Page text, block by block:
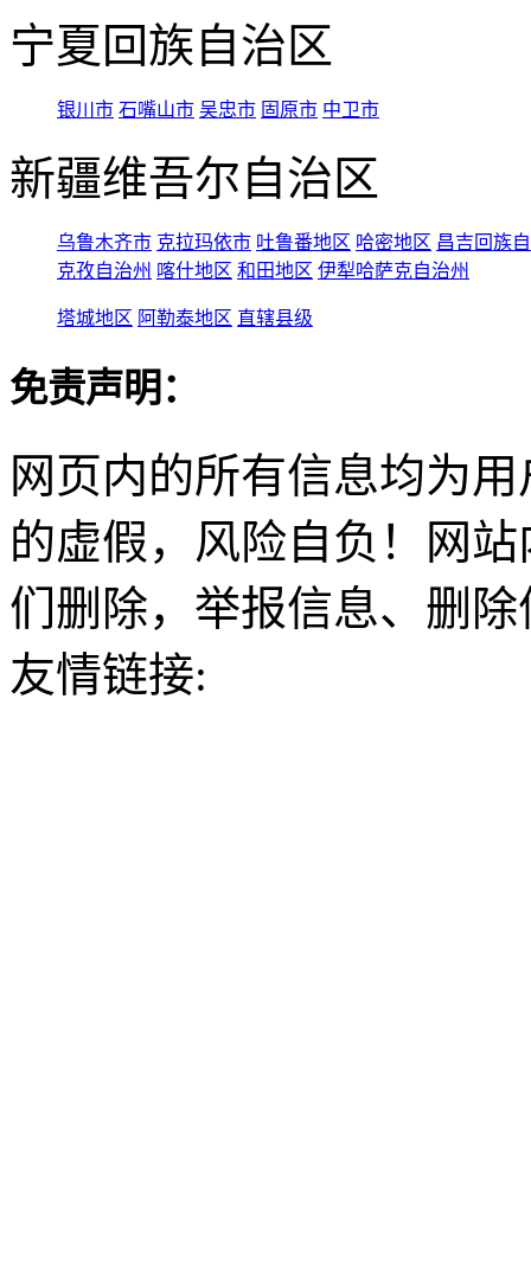
宁夏回族自治区
银川市 石嘴山市 吴忠市 固原市 中卫市
新疆维吾尔自治区
乌鲁木齐市 克拉玛依市 吐鲁番地区 哈密地区 昌吉回族
克孜自治州 喀什地区 和田地区 伊犁哈萨克自治州
塔城地区 阿勒泰地区 直辖县级
免责声明：
网页内的所有信息均为
的虚假，风险自负！网
们删除，举报信息、删
友情链接: